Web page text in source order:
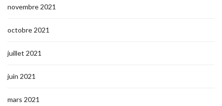
novembre 2021
octobre 2021
juillet 2021
juin 2021
mars 2021